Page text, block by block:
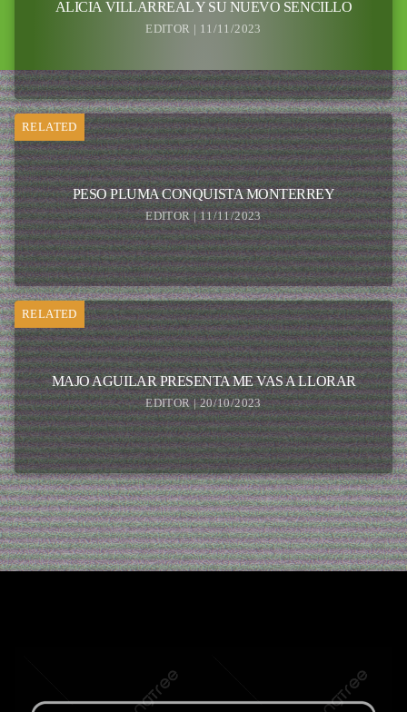
ALICIA VILLARREAL Y SU NUEVO SENCILLO
EDITOR | 11/11/2023
RELATED
PESO PLUMA CONQUISTA MONTERREY
EDITOR | 11/11/2023
RELATED
MAJO AGUILAR PRESENTA ME VAS A LLORAR
EDITOR | 20/10/2023